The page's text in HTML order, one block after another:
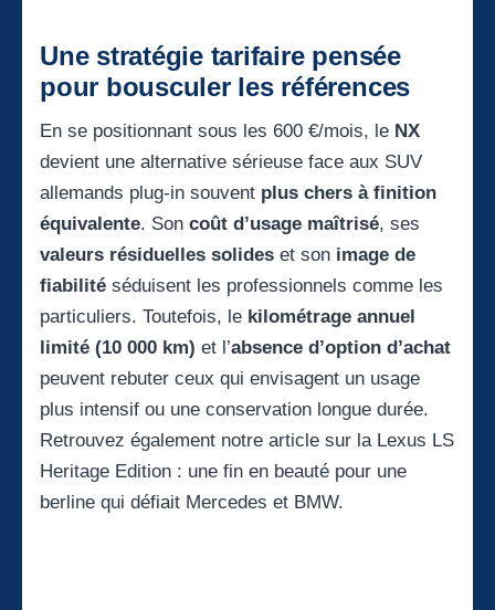
Une stratégie tarifaire pensée
pour bousculer les références
En se positionnant sous les 600 €/mois, le NX
devient une alternative sérieuse face aux SUV
allemands plug-in souvent plus chers à finition
équivalente. Son coût d’usage maîtrisé, ses
valeurs résiduelles solides et son image de
fiabilité séduisent les professionnels comme les
particuliers. Toutefois, le kilométrage annuel
limité (10 000 km) et l’absence d’option d’achat
peuvent rebuter ceux qui envisagent un usage
plus intensif ou une conservation longue durée.
Retrouvez également notre article sur la Lexus LS
Heritage Edition : une fin en beauté pour une
berline qui défiait Mercedes et BMW.